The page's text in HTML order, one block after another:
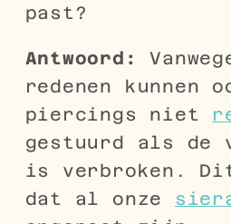
past?
Antwoord:
redenen kunnen
piercings niet
gestuurd als de
is verbroken.
dat al onze